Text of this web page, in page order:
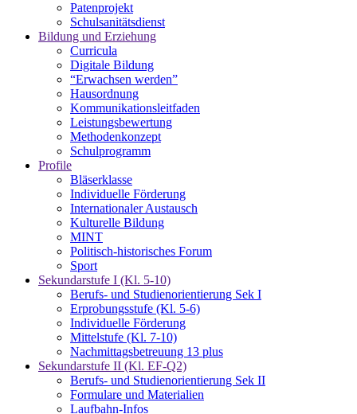
Patenprojekt
Schulsanitätsdienst
Bildung und Erziehung
Curricula
Digitale Bildung
“Erwachsen werden”
Hausordnung
Kommunikationsleitfaden
Leistungsbewertung
Methodenkonzept
Schulprogramm
Profile
Bläserklasse
Individuelle Förderung
Internationaler Austausch
Kulturelle Bildung
MINT
Politisch-historisches Forum
Sport
Sekundarstufe I (Kl. 5-10)
Berufs- und Studienorientierung Sek I
Erprobungsstufe (Kl. 5-6)
Individuelle Förderung
Mittelstufe (Kl. 7-10)
Nachmittagsbetreuung 13 plus
Sekundarstufe II (Kl. EF-Q2)
Berufs- und Studienorientierung Sek II
Formulare und Materialien
Laufbahn-Infos